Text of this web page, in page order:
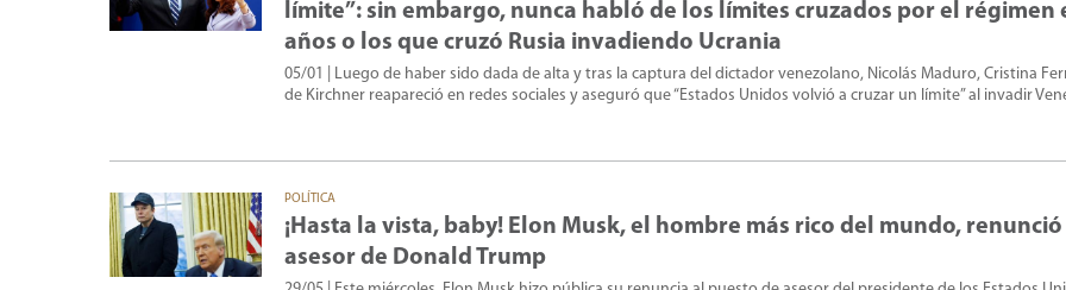
límite”: sin embargo, nunca habló de los límites cruzados por el régimen
años o los que cruzó Rusia invadiendo Ucrania
05/01
| Luego de haber sido dada de alta y tras la captura del dictador venezolano, Nicolás Maduro, Cristina
de Kirchner reapareció en redes sociales y aseguró que “Estados Unidos volvió a cruzar un límite” al invadir
POLÍTICA
¡Hasta la vista, baby! Elon Musk, el hombre más rico del mundo,
asesor de Donald Trump